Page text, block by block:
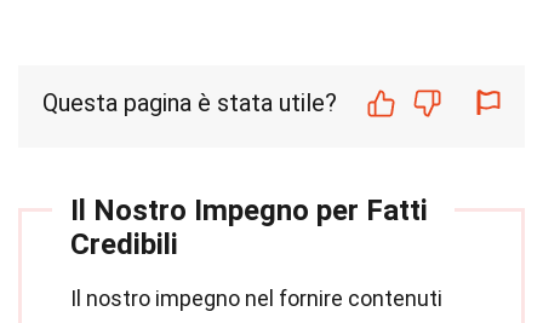
Questa pagina è stata utile?
Il Nostro Impegno per Fatti
Credibili
Il nostro impegno nel fornire contenuti